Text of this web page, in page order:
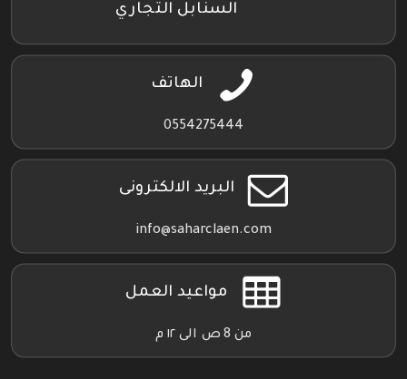
السنابل التجاري
الهاتف
0554275444
البريد الالكترونى
info@saharclaen.com
مواعيد العمل
من 8 ص الى ١٢ م